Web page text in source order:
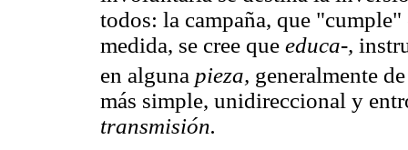
todos: la campaña, que
medida, se cree que educa-,
en alguna pieza, generalmente
más simple, unidireccional y
transmisión.